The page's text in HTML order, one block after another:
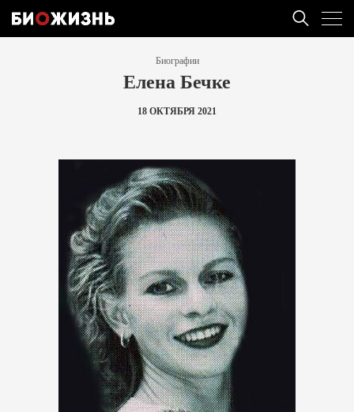
Биографии
Елена Бечке
18 ОКТЯБРЯ 2021